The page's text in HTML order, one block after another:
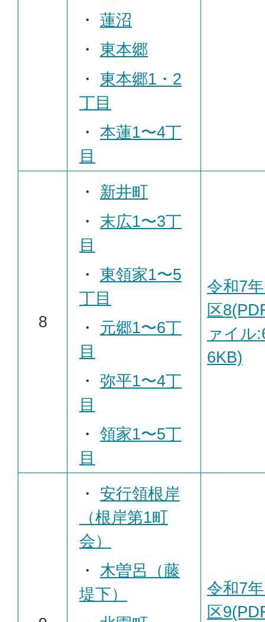
・ 蓮沼
・ 東本郷
・ 東本郷1・2
丁目
・ 本蓮1〜4丁
目
8
・ 新井町
・ 末広1〜3丁
目
・ 東領家1〜5
丁目
・ 元郷1〜6丁
目
・ 弥平1〜4丁
目
・ 領家1〜5丁
目
令和7
区
ァイル
6KB)
・ 安行領根岸
（根岸第1町
会）
・ 木曽呂（藤
堤下）
令和7
区